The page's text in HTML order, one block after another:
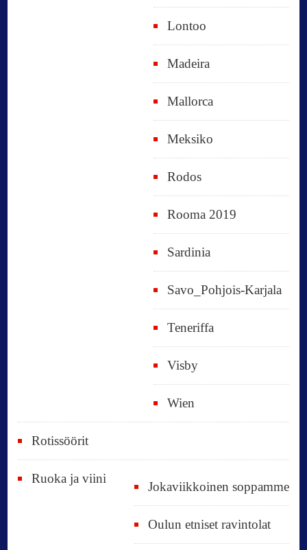
Lontoo
Madeira
Mallorca
Meksiko
Rodos
Rooma 2019
Sardinia
Savo_Pohjois-Karjala
Teneriffa
Visby
Wien
Rotissöörit
Ruoka ja viini
Jokaviikkoinen soppamme
Oulun etniset ravintolat